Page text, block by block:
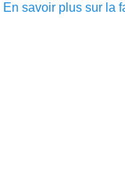
En savoir plus sur la